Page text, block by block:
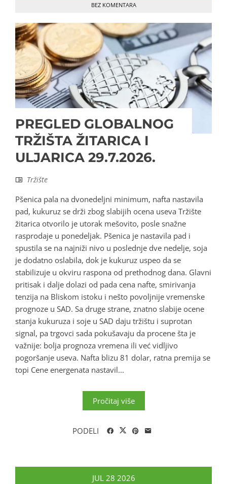
BEZ KOMENTARA
PREGLED GLOBALNOG
TRŽIŠTA ŽITARICA I
ULJARICA 29.7.2026.
Tržište
Pšenica pala na dvonedeljni minimum, nafta nastavila
pad, kukuruz se drži zbog slabijih ocena useva Tržište
žitarica otvorilo je utorak mešovito, posle snažne
rasprodaje u ponedeljak. Pšenica je nastavila pad i
spustila se na najniži nivo u poslednje dve nedelje, soja
je dodatno oslabila, dok je kukuruz uspeo da se
stabilizuje u okviru raspona od prethodnog dana. Glavni
pritisak i dalje dolazi od pada cena nafte, smirivanja
tenzija na Bliskom istoku i nešto povoljnije vremenske
prognoze u SAD. Sa druge strane, znatno slabije ocene
stanja kukuruza i soje u SAD daju tržištu i suprotan
signal, pa trgovci sada pokušavaju da procene šta je
važnije: bolja prognoza vremena ili već vidljivo
pogoršanje useva. Nafta blizu 81 dolar, ratna premija se
topi Cene energenata nastavil...
Pročitaj više
PODELI
JUL 28 2026